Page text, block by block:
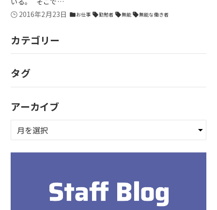
2016年2月23日 folderお仕事 sell勤勉者 sell無能 sell無能な働き者
カテゴリー
タグ
アーカイブ